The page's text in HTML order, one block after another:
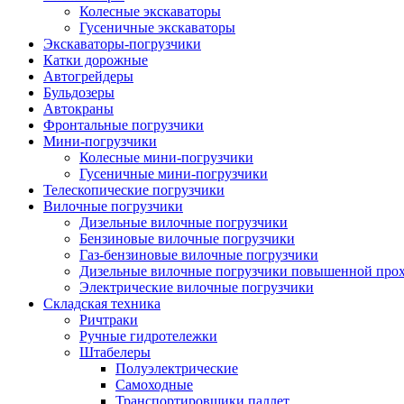
Колесные экскаваторы
Гусеничные экскаваторы
Экскаваторы-погрузчики
Катки дорожные
Автогрейдеры
Бульдозеры
Автокраны
Фронтальные погрузчики
Мини-погрузчики
Колесные мини-погрузчики
Гусеничные мини-погрузчики
Телескопические погрузчики
Вилочные погрузчики
Дизельные вилочные погрузчики
Бензиновые вилочные погрузчики
Газ-бензиновые вилочные погрузчики
Дизельные вилочные погрузчики повышенной
Электрические вилочные погрузчики
Складская техника
Ричтраки
Ручные гидротележки
Штабелеры
Полуэлектрические
Самоходные
Транспортировщики паллет